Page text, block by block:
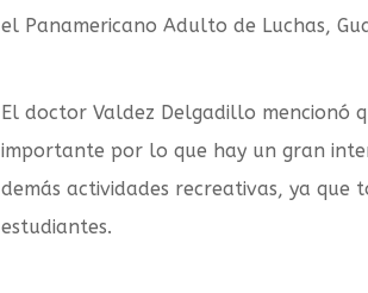
el Panamericano Adulto de Luchas,
El doctor Valdez Delgadillo mencionó
importante por lo que hay un gran
demás actividades recreativas, ya
estudiantes.